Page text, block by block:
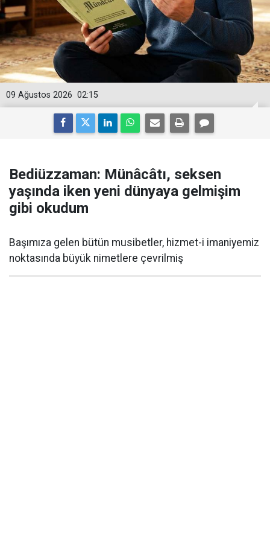
02:15
09 Ağustos 2026
Bediüzzaman: Münâcâtı, seksen
yaşında iken yeni dünyaya gelmişim
gibi okudum
Başımıza gelen bütün musibetler, hizmet-i imaniyemiz
noktasında büyük nimetlere çevrilmiş